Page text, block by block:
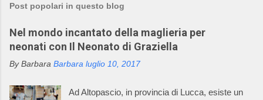
Post popolari in questo blog
Nel mondo incantato della maglieria per
neonati con Il Neonato di Graziella
By Barbara Barbara luglio 10, 2017
Ad Altopascio, in provincia di Lucca, esiste un